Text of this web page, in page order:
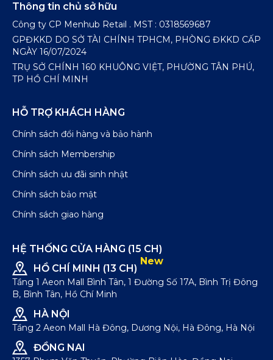
Thông tin chủ sở hữu
Công ty CP Menhub Retail . MST : 0318569687
GPĐKKD DO SỞ TÀI CHÍNH TPHCM, PHÒNG ĐKKD CẤP
NGÀY 16/07/2024
TRỤ SỞ CHÍNH 160 KHUÔNG VIỆT, PHƯỜNG TÂN PHÚ,
TP HỒ CHÍ MINH
HỖ TRỢ KHÁCH HÀNG
Chính sách đổi hàng và bảo hành
Chính sách Membership
Chính sách ưu đãi sinh nhật
Chính sách bảo mật
Chính sách giao hàng
HỆ THỐNG CỬA HÀNG (15 CH)
HỒ CHÍ MINH (13 CH)
New
Tầng 1 Aeon Mall Bình Tân, 1 Đường Số 17A, Bình Trị Đông
B, Bình Tân, Hồ Chí Minh
HÀ NỘI
Tầng 2 Aeon Mall Hà Đông, Dương Nội, Hà Đông, Hà Nội
ĐỒNG NAI